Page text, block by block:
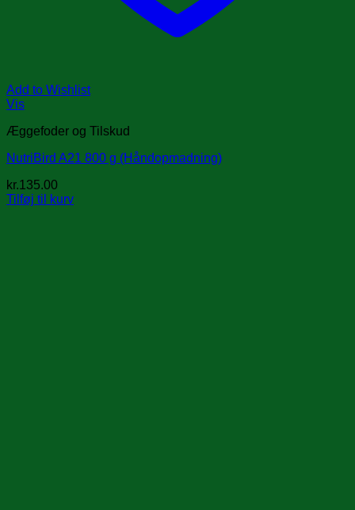
Add to Wishlist
Vis
Æggefoder og Tilskud
NutriBird A21 800 g (Håndopmadning)
kr.135.00
Tilføj til kurv